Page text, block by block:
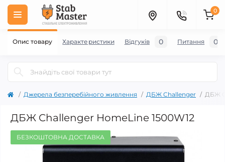
0
Джерела безперебійного живлення ДБЖ Challenger ДБЖ
ДБЖ Challenger HomeLine 1500W12
БЕЗКОШТОВНА ДОСТАВКА
Опис товару Характеристики Відгуків 0 Питання 0